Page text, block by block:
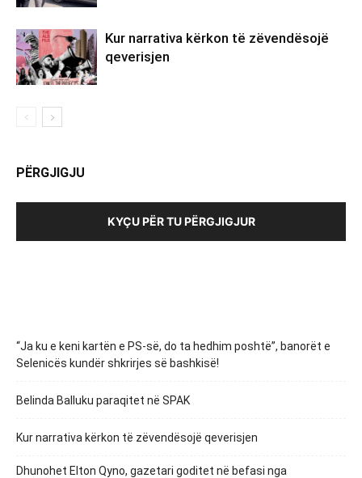
Kur narrativa kërkon të zëvendësojë
qeverisjen
PËRGJIGJU
KYÇU PËR TU PËRGJIGJUR
“Ja ku e keni kartën e PS-së, do ta hedhim poshtë”, banorët e
Selenicës kundër shkrirjes së bashkisë!
Belinda Balluku paraqitet në SPAK
Kur narrativa kërkon të zëvendësojë qeverisjen
Dhunohet Elton Qyno, gazetari goditet në befasi nga